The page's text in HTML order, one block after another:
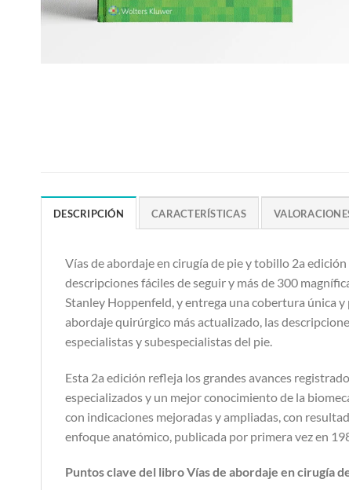
DESCRIPCIÓN CARACTERÍSTICAS
Vías de abordaje en cirugía de pie y tobillo 2a
descripciones fáciles de seguir y más de 300
Stanley Hoppenfeld, y entrega una cobertura única
abordaje quirúrgico más actualizado, las
especialistas y subespecialistas del pie.
Esta 2a edición refleja los grandes avances
especializados y un mejor conocimiento de la
con indicaciones mejoradas y ampliadas, con
enfoque anatómico, publicada por primera vez en
Puntos clave del libro Vías de abordaje en cirugía